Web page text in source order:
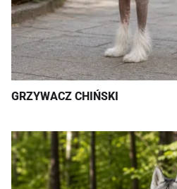
GRZYWACZ CHIŃSKI